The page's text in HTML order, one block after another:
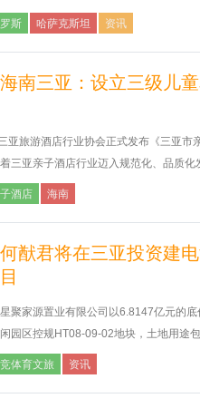
斯 哈萨克斯坦 资讯
海南三亚：设立三级儿
亚旅游酒店行业协会正式发布《三亚市
三亚亲子酒店行业迈入规范化、品质化
酒店 海南
何猷君将在三亚投资建
聚家源置业有限公司以6.8147亿元的
园区控规HT08-09-02地块，土地用途
体育文旅 资讯